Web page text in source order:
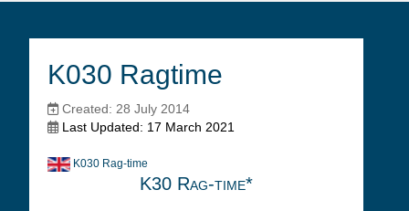
K030 Ragtime
Created: 28 July 2014
Last Updated: 17 March 2021
K030 Rag-time
K30 Rag-time*